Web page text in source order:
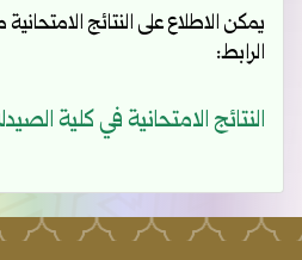
يمكن الاطلاع على النتائج
الرابط:
النتائج الامتحانية في كلية